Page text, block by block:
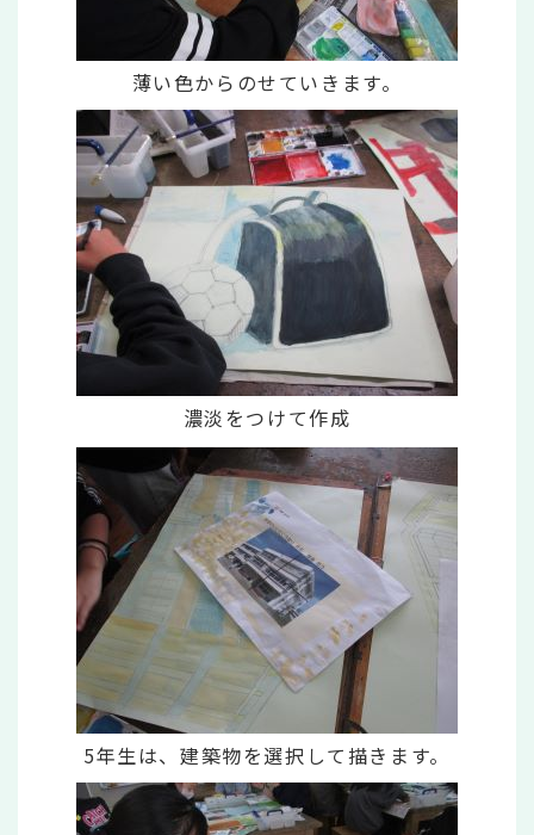
薄い色からのせていきます。
濃淡をつけて作成
5年生は、建築物を選択して描きます。